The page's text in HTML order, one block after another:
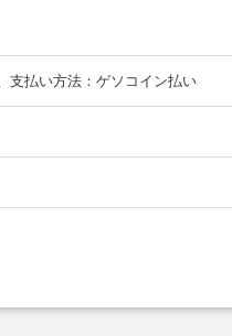
支払い方法：ゲソコイン払い